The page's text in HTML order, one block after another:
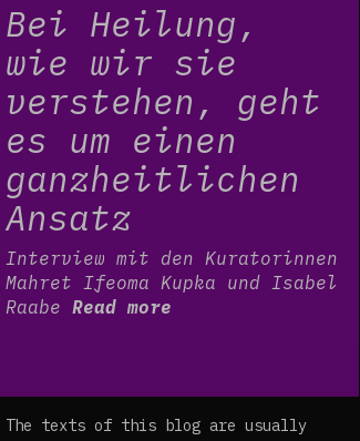
Bei Heilung,
wie wir sie
verstehen, geht
es um einen
ganzheitlichen
Ansatz
Interview mit den Kuratorinnen
Mahret Ifeoma Kupka und Isabel
Raabe Read more
The texts of this blog are usually